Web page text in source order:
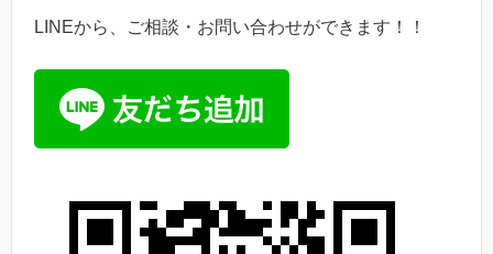
LINEから、ご相談・お問い合わせができます！！